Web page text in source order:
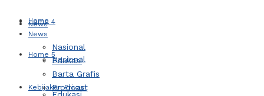
Home 4
Home 5
Kebijakan Privasi
News
Nasional
Home
News
Nasional
Edukasi
Barta Grafis
Prodcast